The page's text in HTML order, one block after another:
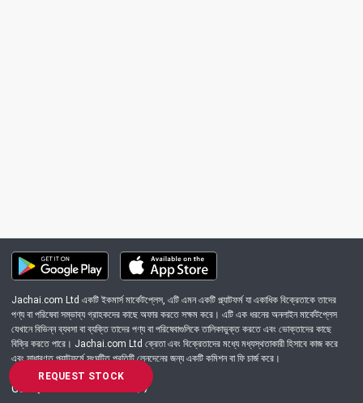
REQUEST STOCK
Jachai.com Ltd একটি ইকমার্স মার্কেটপ্লেস, এটি এমন একটি প্ল্যাটফর্ম যা একাধিক বিক্রেতাকে তাদের
পণ্য বা পরিষেবা সম্ভাব্য গ্রাহকদের কাছে অফার করতে সক্ষম করে। এটি এক ধরনের অনলাইন মার্কেটপ্লেস
যেখানে বিভিন্ন ব্যবসা বা ব্যক্তি তাদের পণ্য বা পরিষেবাগুলিকে তালিকাভুক্ত করতে এবং ভোক্তাদের কাছে
বিক্রি করতে পারে। Jachai.com Ltd ক্রেতা এবং বিক্রেতাদের মধ্যে মধ্যস্থতাকারী হিসাবে কাজ করে
এবং সাধারণত প্ল্যাটফর্মে সংঘটিত প্রতিটি লেনদেনের জন্য একটি কমিশন বা ফি চার্জ করে।
Got Question? Call us 24/7